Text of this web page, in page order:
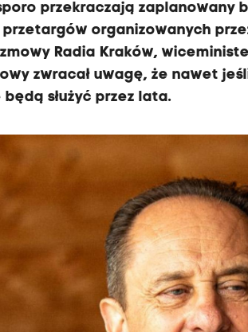
przekraczają zaplanowany
organizowanych
Radia Kraków,
zwracał uwagę, że nawet
służyć przez lata.